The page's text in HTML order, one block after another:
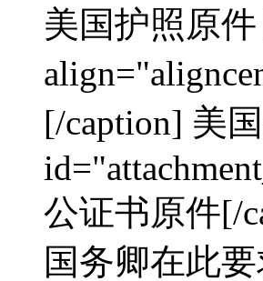
美国护照原件
[/caption] 美
公证书原件[/
国务卿在此